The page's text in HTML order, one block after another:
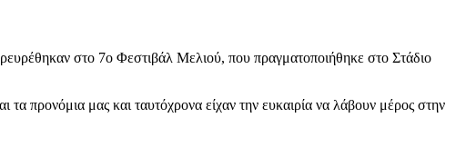
στο 7ο Φεστιβάλ Μελιού, που πραγματοποιήθηκε στο Στάδιο
τα προνόμια μας και ταυτόχρονα είχαν την ευκαιρία να λάβουν μέρος στην